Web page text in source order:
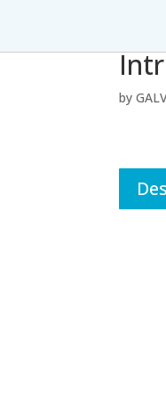
by